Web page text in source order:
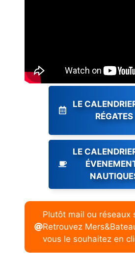
LE
RÉGATES
LE
Plutôt mail ou réseaux
Retrouvez
vous le souhaitez en